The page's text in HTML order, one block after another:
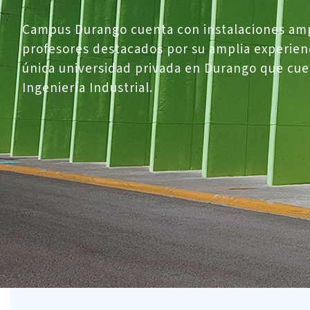
Campus Durango cuenta con instalaciones
profesores destacados por su amplia
única universidad privada en Durango que
Ingeniería Industrial.